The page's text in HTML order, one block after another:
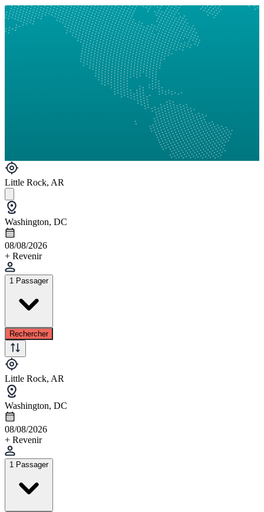
Little Rock, AR
Washington, DC
08/08/2026
+ Revenir
1 Passager
Rechercher
Little Rock, AR
Washington, DC
08/08/2026
+ Revenir
1 Passager